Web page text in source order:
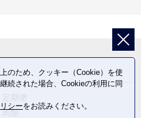
肉類
のため、クッキー（Cookie）を使
続された場合、Cookieの利用に同
シーをお読みください。